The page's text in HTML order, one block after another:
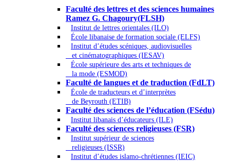
Faculté des lettres et des sciences humaines
Ramez G. Chagoury(FLSH)
Institut de lettres orientales (ILO)
École libanaise de formation sociale (ELFS)
Institut d’études scéniques, audiovisuelles
et cinématographiques (IESAV)
École supérieure des arts et techniques de
la mode (ESMOD)
Faculté de langues et de traduction (FdLT)
École de traducteurs et d’interprètes
de Beyrouth (ETIB)
Faculté des sciences de l’éducation (FSédu)
Institut libanais d’éducateurs (ILE)
Faculté des sciences religieuses (FSR)
Institut supérieur de sciences
religieuses (ISSR)
Institut d’études islamo-chrétiennes (IEIC)